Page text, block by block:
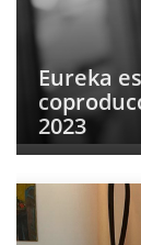
Eureka
2023